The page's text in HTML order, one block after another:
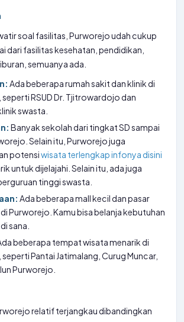
soal fasilitas, Purworejo udah cukup
dari fasilitas kesehatan, pendidikan,
semuanya ada.
Ada beberapa rumah sakit dan klinik di
RSUD Dr. Tjitrowardojo dan
swasta.
Banyak sekolah dari tingkat SD sampai
Selain itu, Purworejo juga
potensiwisata terlengkap infonya disini
untuk dijelajahi. Selain itu, ada juga
tinggi swasta.
Ada beberapa mall kecil dan pasar
Purworejo. Kamu bisa belanja kebutuhan
sana.
beberapa tempat wisata menarik di
Pantai Jatimalang, Curug Muncar,
Purworejo.
relatif terjangkau dibandingkan